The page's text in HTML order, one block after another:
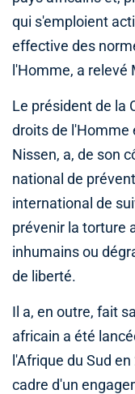
qui s'emploient
effective des
l'Homme, a relevé
Le président de la
droits de l'Homme
Nissen, a, de son
national de
international de
prévenir la torture
inhumains ou
de liberté.
Il a, en outre, fait
africain a été
l'Afrique du Sud
cadre d'un